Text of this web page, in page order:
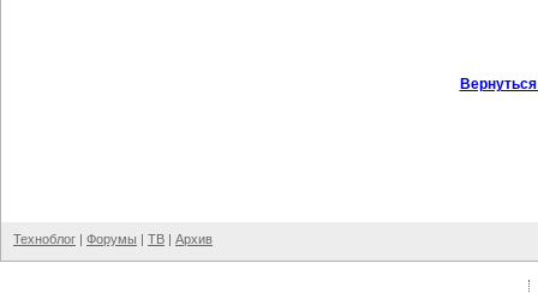
Техноблог | Форумы | ТВ | Архив